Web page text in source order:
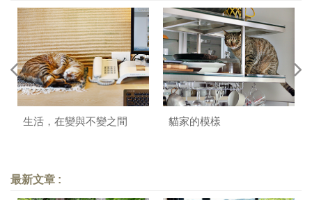
生活，在變與不變之間 貓家的模樣
最新文章 :